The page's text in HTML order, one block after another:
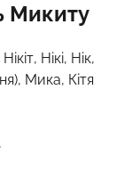
Микиту
Нікі, Нік,
Мика, Кітя